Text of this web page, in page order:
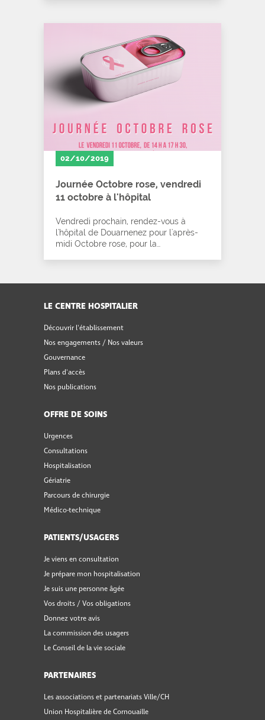
02/10/2019
Journée Octobre rose, vendredi
11 octobre à l'hôpital
Vendredi prochain, rendez-vous à
l'hôpital de Douarnenez pour l'après-
midi Octobre rose, pour la…
LE CENTRE HOSPITALIER
Découvrir l'établissement
Nos engagements / Nos valeurs
Gouvernance
Plans d'accès
Nos publications
OFFRE DE SOINS
Urgences
Consultations
Hospitalisation
Gériatrie
Parcours de chirurgie
Médico-technique
PATIENTS/USAGERS
Je viens en consultation
Je prépare mon hospitalisation
Je suis une personne âgée
Vos droits / Vos obligations
Donnez votre avis
La commission des usagers
Le Conseil de la vie sociale
PARTENAIRES
Les associations et partenariats Ville/CH
Union Hospitalière de Cornouaille